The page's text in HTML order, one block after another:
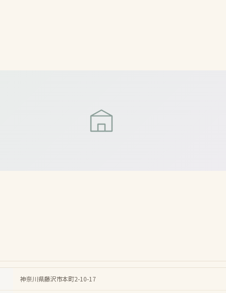
神奈川県藤沢市本町2-10-17